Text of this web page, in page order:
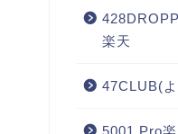
楽天
47CLUB(
5001 Pro楽